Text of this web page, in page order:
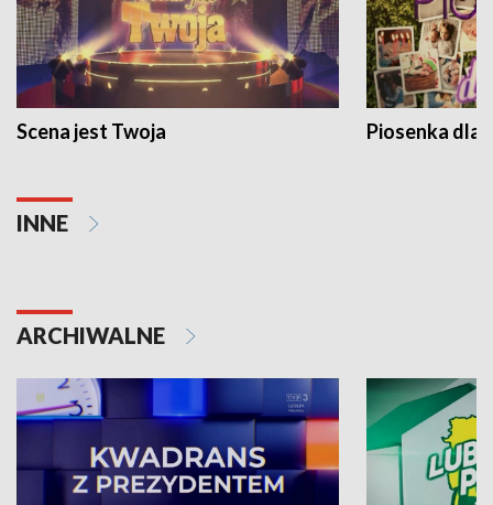
Scena jest Twoja Piosenka dla
INNE
ARCHIWALNE